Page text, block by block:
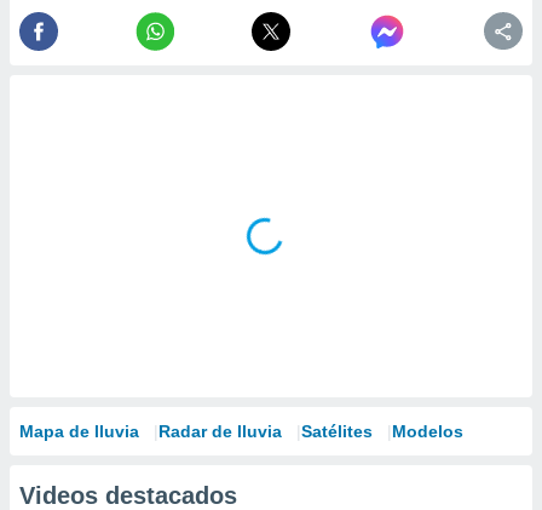
Mapa de lluvia Radar de lluvia Satélites Modelos
Videos destacados